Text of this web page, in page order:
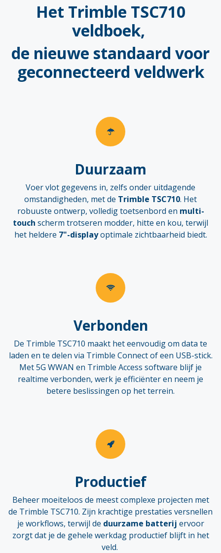
Het Trimble TSC710
veldboek,
de nieuwe standaard voor
geconnecteerd veldwerk
Duurzaam
Voer vlot gegevens in, zelfs onder uitdagende
omstandigheden, met de Trimble TSC710. Het
robuuste ontwerp, volledig toetsenbord en multi-
touch scherm trotseren modder, hitte en kou, terwijl
het heldere 7"-displayoptimale zichtbaarheid biedt.
Verbonden
De Trimble TSC710 maakt het eenvoudig om data te
laden en te delen via Trimble Connect of een USB-stick.
Met 5G WWAN en Trimble Access software blijf je
realtime verbonden, werk je efficiënter en neem je
betere beslissingen op het terrein.
Productief
Beheer moeiteloos de meest complexe projecten met
de Trimble TSC710. Zijn krachtige prestaties versnellen
je workflows, terwijl de duurzame batterij ervoor
zorgt dat je de gehele werkdag productief blijft in het
veld. ​